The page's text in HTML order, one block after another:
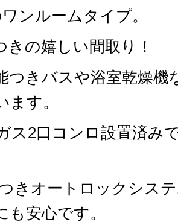
ンルームタイプ。
きの嬉しい間取り！
つきバスや浴室乾燥機
ます。
ス2口コンロ設置済み
きオートロックシス
も安心です。